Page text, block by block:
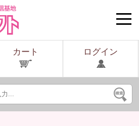
toggle
カート ログイン